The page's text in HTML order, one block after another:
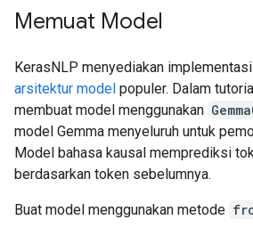
Memuat Model
KerasNLP menyediakan
arsitektur model populer. Dalam
membuat model menggunakan
model Gemma menyeluruh untuk
Model bahasa kausal memprediksi
berdasarkan token sebelumnya.
Buat model menggunakan metode